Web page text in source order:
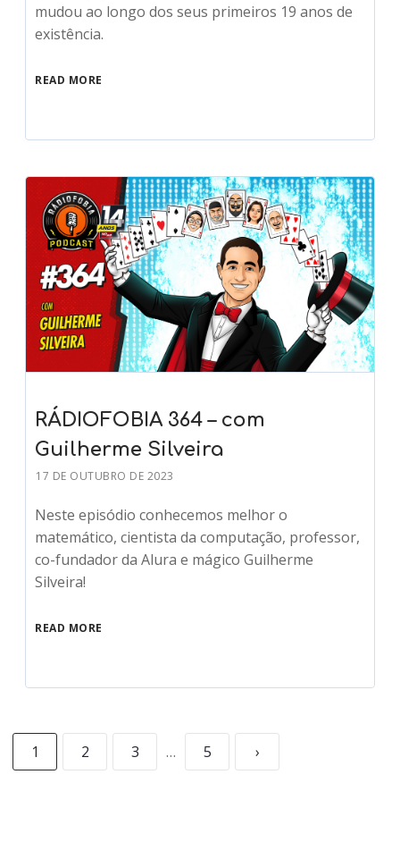
mudou ao longo dos seus primeiros 19 anos de
existência.
READ MORE
RÁDIOFOBIA 364 – com
Guilherme Silveira
17 DE OUTUBRO DE 2023
Neste episódio conhecemos melhor o
matemático, cientista da computação, professor,
co-fundador da Alura e mágico Guilherme
Silveira!
READ MORE
1 2 3 … 5 ›